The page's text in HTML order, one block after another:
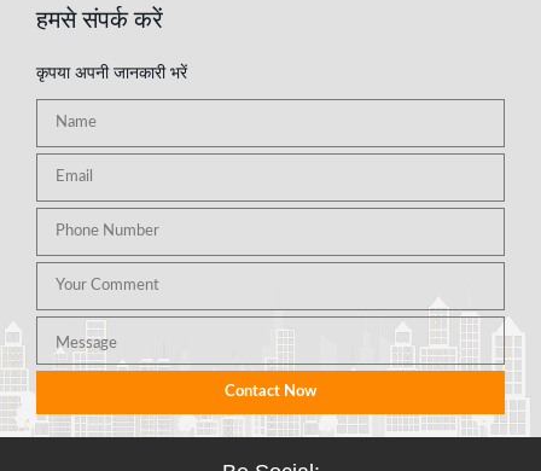
हमसे संपर्क करें
कृपया अपनी जानकारी भरें